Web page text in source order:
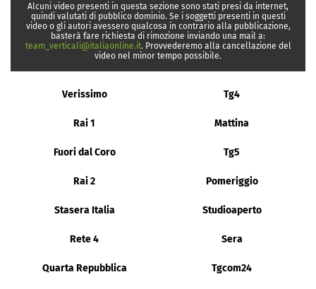
Alcuni video presenti in questa sezione sono stati presi da internet,
quindi valutati di pubblico dominio. Se i soggetti presenti in questi
video o gli autori avessero qualcosa in contrario alla pubblicazione,
basterà fare richiesta di rimozione inviando una mail a:
team_verticali@italiaonline.it. Provvederemo alla cancellazione del
video nel minor tempo possibile.
Verissimo Tg4
Rai 1 Mattina
Fuori dal Coro Tg5
Rai 2 Pomeriggio
Stasera Italia Studioaperto
Rete 4 Sera
Quarta Repubblica Tgcom24